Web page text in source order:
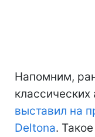
Напомним,
выставил на
Deltona.